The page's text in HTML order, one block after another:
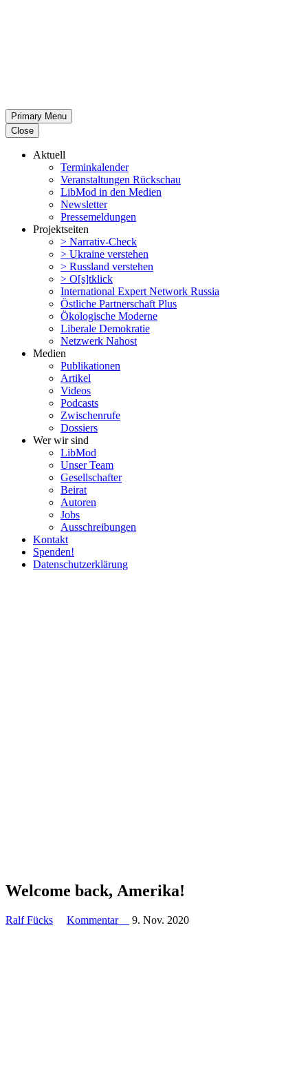
Primary Menu
Close
Aktuell
Termin­ka­lender
Veran­stal­tungen Rückschau
LibMod in den Medien
Newsletter
Presse­mel­dungen
Projekt­seiten
> Narrativ-Check
> Ukraine verstehen
> Russland verstehen
> O[s]tklick
Inter­na­tional Expert Network Russia
Östliche Partner­schaft Plus
Ökolo­gische Moderne
Liberale Demokratie
Netzwerk Nahost
Medien
Publi­ka­tionen
Artikel
Videos
Podcasts
Zwischenrufe
Dossiers
Wer wir sind
LibMod
Unser Team
Gesell­schafter
Beirat
Autoren
Jobs
Ausschrei­bungen
Kontakt
Spenden!
Daten­schutz­er­klärung
Welcome back, Amerika!
Ralf Fücks Kommentar 9. Nov. 2020